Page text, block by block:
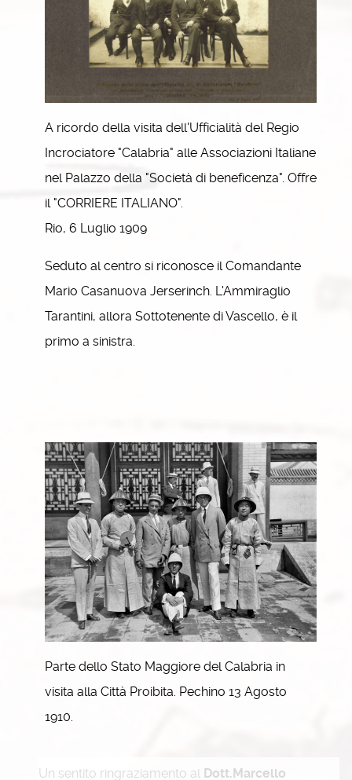
A ricordo della visita dell'Ufficialità del Regio
Incrociatore "Calabria" alle Associazioni Italiane
nel Palazzo della "Società di beneficenza". Offre
il "CORRIERE ITALIANO".
Rio, 6 Luglio 1909
Seduto al centro si riconosce il Comandante
Mario Casanuova Jerserinch. L'Ammiraglio
Tarantini, allora Sottotenente di Vascello, è il
primo a sinistra.
Parte dello Stato Maggiore del Calabria in
visita alla Città Proibita. Pechino 13 Agosto
1910.
Un sentito ringraziamento al Dott.Marcello